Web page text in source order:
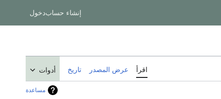
إنشاء حسابدخول
اقرأ عرض المصدر تاريخ أدوات
مساعدة